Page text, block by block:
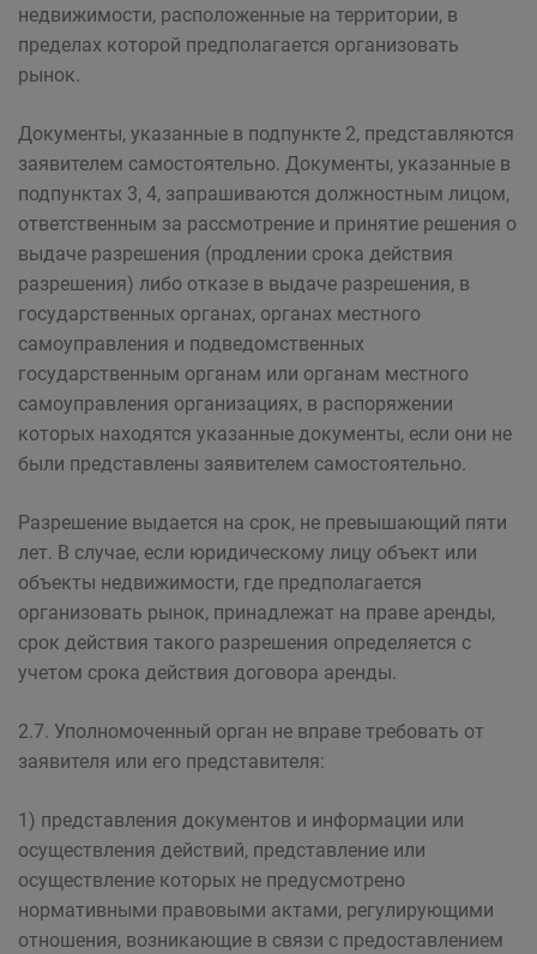
недвижимости, расположенные на территории, в
пределах которой предполагается организовать
рынок.
Документы, указанные в подпункте 2, представляются
заявителем самостоятельно. Документы, указанные в
подпунктах 3, 4, запрашиваются должностным лицом,
ответственным за рассмотрение и принятие решения о
выдаче разрешения (продлении срока действия
разрешения) либо отказе в выдаче разрешения, в
государственных органах, органах местного
самоуправления и подведомственных
государственным органам или органам местного
самоуправления организациях, в распоряжении
которых находятся указанные документы, если они не
были представлены заявителем самостоятельно.
Разрешение выдается на срок, не превышающий пяти
лет. В случае, если юридическому лицу объект или
объекты недвижимости, где предполагается
организовать рынок, принадлежат на праве аренды,
срок действия такого разрешения определяется с
учетом срока действия договора аренды.
2.7. Уполномоченный орган не вправе требовать от
заявителя или его представителя:
1) представления документов и информации или
осуществления действий, представление или
осуществление которых не предусмотрено
нормативными правовыми актами, регулирующими
отношения, возникающие в связи с предоставлением